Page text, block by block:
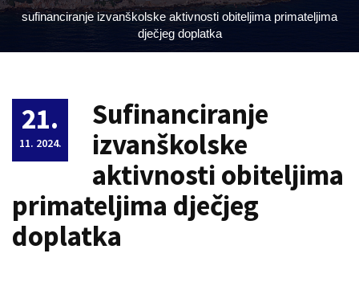
sufinanciranje izvanškolske aktivnosti obiteljima primateljima
dječjeg doplatka
21.
11. 2024.
Sufinanciranje
izvanškolske
aktivnosti obiteljima
primateljima dječjeg
doplatka